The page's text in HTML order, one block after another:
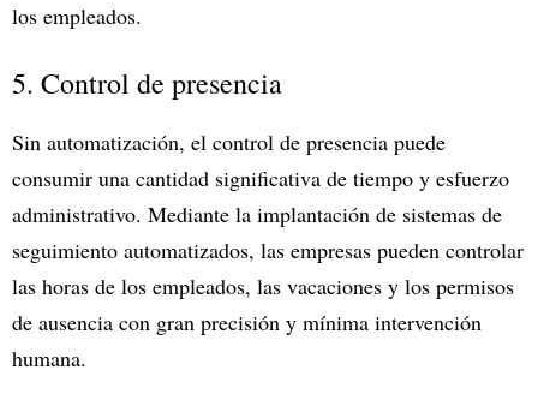
los empleados.
5. Control de presencia
Sin automatización, el control de presencia puede
consumir una cantidad significativa de tiempo y esfuerzo
administrativo. Mediante la implantación de sistemas de
seguimiento automatizados, las empresas pueden controlar
las horas de los empleados, las vacaciones y los permisos
de ausencia con gran precisión y mínima intervención
humana.